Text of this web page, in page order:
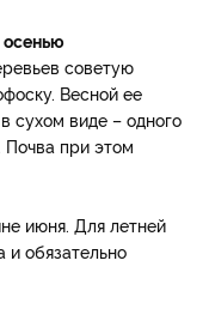
осенью
советую
Весной ее
сухом виде – одного
Почва при этом
июня. Для летней
и обязательно